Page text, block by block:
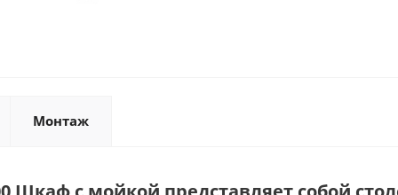
Монтаж